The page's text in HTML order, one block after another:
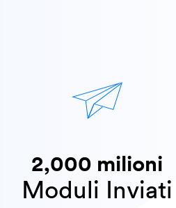
2,000 milioni
​​Moduli Inviati